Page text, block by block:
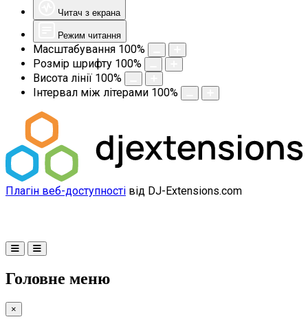
Читач з екрана
Режим читання
Масштабування 100%
Розмір шрифту 100%
Висота лінії 100%
Інтервал між літерами 100%
Плагін веб-доступності від DJ-Extensions.com
Головне меню
×